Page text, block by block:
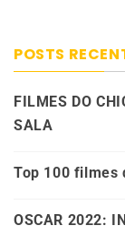
POSTS
FILMES DO
SALA
Top 100 filmes
OSCAR 2022: